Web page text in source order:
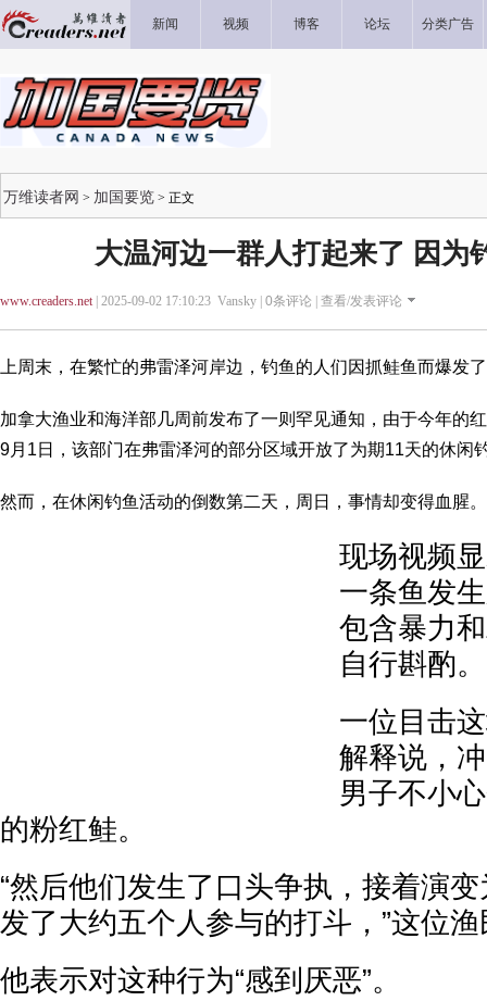
新闻 视频 博客 论坛 分类广告
万维读者网 > 加国要览 > 正文
大温河边一群人打起来了 因为
www.creaders.net| 2025-09-02 17:10:23 Vansky | 0条评论 | 查看/发表评论
上周末，在繁忙的弗雷泽河岸边，钓鱼的人们因抓鲑鱼而爆发
加拿大渔业和海洋部几周前发布了一则罕见通知，由于今年的
9月1日，该部门在弗雷泽河的部分区域开放了为期11天的休闲
然而，在休闲钓鱼活动的倒数第二天，周日，事情却变得血腥。
现场视频
一条鱼发
包含暴力
自行斟酌。
一位目击
解释说，
男子不小
的粉红鲑。
“然后他们发生了口头争执，接着演
发了大约五个人参与的打斗，”这位
他表示对这种行为“感到厌恶”。